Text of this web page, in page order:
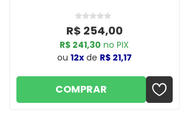
R$ 254,00
R$ 241,30 no PIX
ou 12xde R$ 21,17
COMPRAR